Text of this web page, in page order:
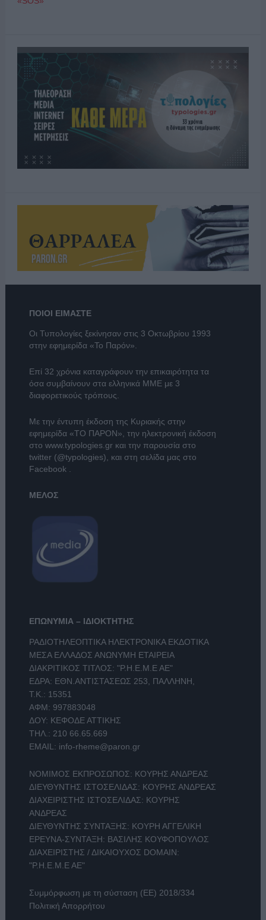
ΠΟΙΟΙ ΕΙΜΑΣΤΕ
Οι Τυπολογίες ξεκίνησαν στις 3 Οκτωβρίου 1993
στην εφημερίδα «Το Παρόν».
Επί 32 χρόνια καταγράφουν την επικαιρότητα τα
όσα συμβαίνουν στα ελληνικά ΜΜΕ με 3
διαφορετικούς τρόπους.
Με την έντυπη έκδοση της Κυριακής στην
εφημερίδα «ΤΟ ΠΑΡΟΝ», την ηλεκτρονική έκδοση
στο www.typologies.grκαι την παρουσία στο
twitter (@typologies), και στη σελίδα μας στο
Facebook .
ΜΕΛΟΣ
ΕΠΩΝΥΜΙΑ – ΙΔΙΟΚΤΗΤΗΣ
ΡΑΔΙΟΤΗΛΕΟΠΤΙΚΑ ΗΛΕΚΤΡΟΝΙΚΑ ΕΚΔΟΤΙΚΑ
ΜΕΣΑ ΕΛΛΑΔΟΣ ΑΝΩΝΥΜΗ ΕΤΑΙΡΕΙΑ
ΔΙΑΚΡΙΤΙΚΟΣ ΤΙΤΛΟΣ: "Ρ.Η.Ε.Μ.Ε ΑΕ"
ΕΔΡΑ: ΕΘΝ.ΑΝΤΙΣΤΑΣΕΩΣ 253, ΠΑΛΛΗΝΗ,
Τ.Κ.: 15351
ΑΦΜ: 997883048
ΔΟΥ: ΚΕΦΟΔΕ ΑΤΤΙΚΗΣ
ΤΗΛ.: 210 66.65.669
EMAIL: info-rheme@paron.gr
ΝΟΜΙΜΟΣ ΕΚΠΡΟΣΩΠΟΣ: ΚΟΥΡΗΣ ΑΝΔΡΕΑΣ
ΔΙΕΥΘΥΝΤΗΣ ΙΣΤΟΣΕΛΙΔΑΣ: ΚΟΥΡΗΣ ΑΝΔΡΕΑΣ
ΔΙΑΧΕΙΡΙΣΤΗΣ ΙΣΤΟΣΕΛΙΔΑΣ: ΚΟΥΡΗΣ
ΑΝΔΡΕΑΣ
ΔΙΕΥΘΥΝΤΗΣ ΣΥΝΤΑΞΗΣ: ΚΟΥΡΗ ΑΓΓΕΛΙΚΗ
ΕΡΕΥΝΑ-ΣΥΝΤΑΞΗ: ΒΑΣΙΛΗΣ ΚΟΥΦΟΠΟΥΛΟΣ
ΔΙΑΧΕΙΡΙΣΤΗΣ / ΔΙΚΑΙΟΥΧΟΣ DOMAIN:
"Ρ.Η.Ε.Μ.Ε ΑΕ"
Συμμόρφωση με τη σύσταση (ΕΕ) 2018/334
Πολιτική Απορρήτου